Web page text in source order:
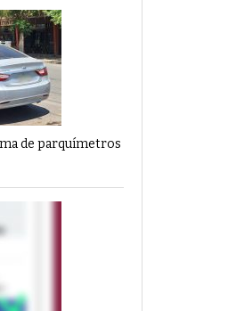
Por PC29
De Tiempo Por Falta De
PC29- 17 mayo, 2021
Sus Formas Y Efectos’ Por
de parquímetros